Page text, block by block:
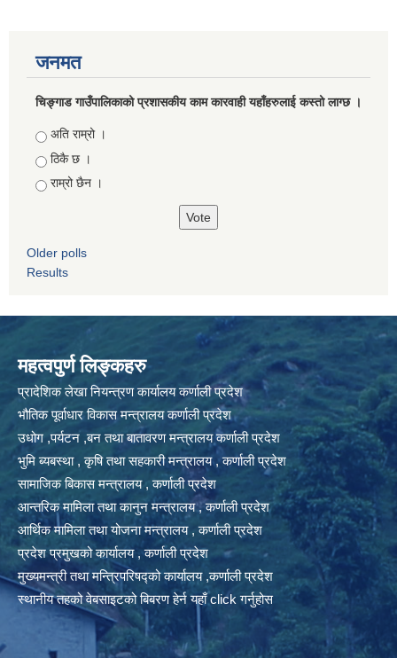
जनमत
चिङ्गाड गाउँपालिकाको प्रशासकीय काम कारवाही यहाँहरुलाई कस्तो लाग्छ ।
Choices
अति राम्रो ।
ठिकै छ ।
राम्रो छैन ।
Older polls
Results
महत्वपुर्ण लिङ्कहरु
प्रादेशिक लेखा नियन्त्रण कार्यालय कर्णाली प्रदेश
भौतिक पूर्वाधार विकास मन्त्रालय कर्णाली प्रदेश
उधोग ,पर्यटन ,बन तथा बातावरण मन्त्रालय कर्णाली प्रदेश
भुमि ब्यबस्था , कृषि तथा सहकारी मन्त्रालय , कर्णाली प्रदेश
सामाजिक बिकास मन्त्रालय , कर्णाली प्रदेश
आन्तरिक मामिला तथा कानुन मन्त्रालय , कर्णाली प्रदेश
आर्थिक मामिला तथा योजना मन्त्रालय , कर्णाली प्रदेश
प्रदेश प्रमुखको कार्यालय , कर्णाली प्रदेश
मुख्यमन्त्री तथा मन्त्रिपरिषद्को कार्यालय ,कर्णाली प्रदेश
स्थानीय तहको वेबसाइटको बिबरण हेर्न यहाँ click गर्नुहोस